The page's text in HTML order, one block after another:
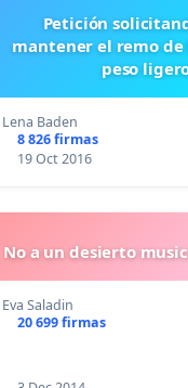
Petición solicitando a FISA
mantener el remo
peso
Lena Baden
8 826 firmas
19 Oct 2016
No a un desierto
Eva Saladin
20 699 firmas